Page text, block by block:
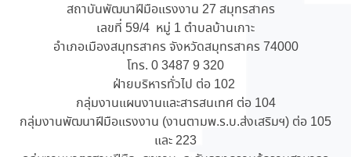
สถาบันพัฒนาฝีมือแรงงาน 27 สมุทรสาคร
เลขที่ 59/4 หมู่ 1 ตำบลบ้านเกาะ
อำเภอเมืองสมุทรสาคร จังหวัดสมุทรสาคร 74000
โทร. 0 3487 9 320
ฝ่ายบริหารทั่วไป ต่อ 102
กลุ่มงานแผนงานและสารสนเทศ ต่อ 104
กลุ่มงานพัฒนาฝีมือแรงงาน (งานตามพ.ร.บ.ส่งเสริมฯ) ต่อ 105
และ 223